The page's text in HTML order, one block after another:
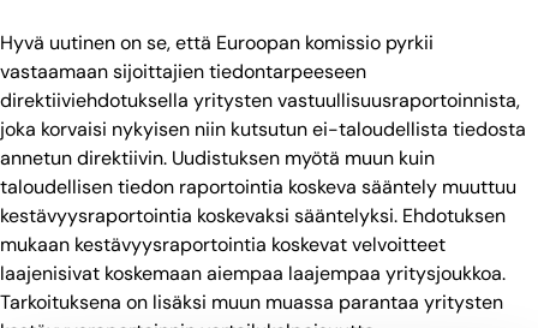
Hyvä uutinen on se, että Euroopan komissio pyrkii
vastaamaan sijoittajien tiedontarpeeseen
direktiiviehdotuksella yritysten vastuullisuusraportoinnista,
joka korvaisi nykyisen niin kutsutun ei-taloudellista tiedosta
annetun direktiivin. Uudistuksen myötä muun kuin
taloudellisen tiedon raportointia koskeva sääntely muuttuu
kestävyysraportointia koskevaksi sääntelyksi. Ehdotuksen
mukaan kestävyysraportointia koskevat velvoitteet
laajenisivat koskemaan aiempaa laajempaa yritysjoukkoa.
Tarkoituksena on lisäksi muun muassa parantaa yritysten